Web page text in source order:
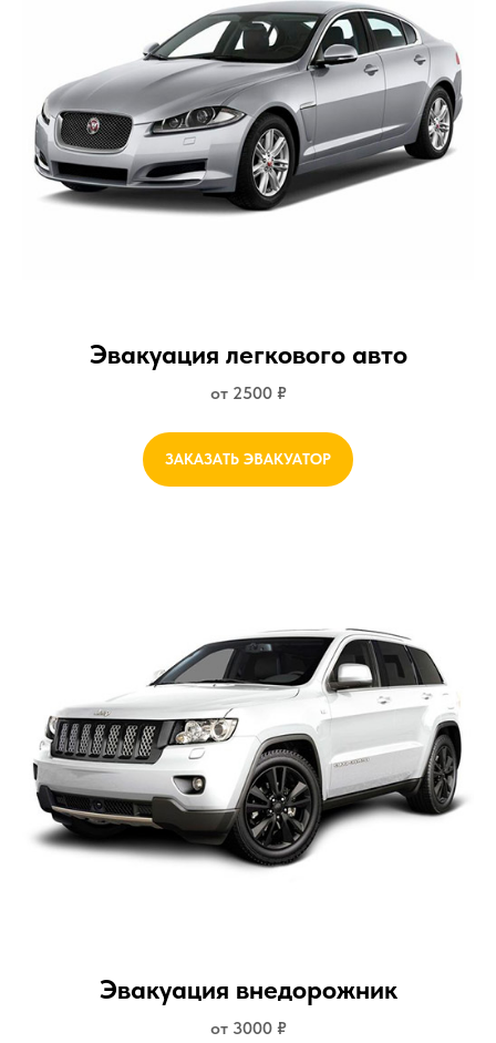
Эвакуация легкового авто
от 2500 ₽
ЗАКАЗАТЬ ЭВАКУАТОР
Эвакуация внедорожник
от 3000 ₽